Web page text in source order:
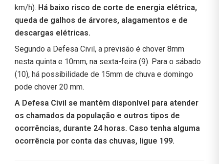
km/h). Há baixo risco de corte de energia elétrica,
queda de galhos de árvores, alagamentos e de
descargas elétricas.
Segundo a Defesa Civil, a previsão é chover 8mm
nesta quinta e 10mm, na sexta-feira (9). Para o sábado
(10), há possibilidade de 15mm de chuva e domingo
pode chover 20 mm.
A Defesa Civil se mantém disponível para atender
os chamados da população e outros tipos de
ocorrências, durante 24 horas. Caso tenha alguma
ocorrência por conta das chuvas, ligue 199.